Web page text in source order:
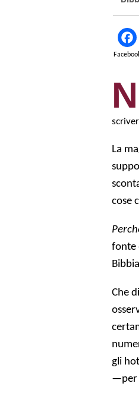
N
La
cose
fonte
Che
gli
—per